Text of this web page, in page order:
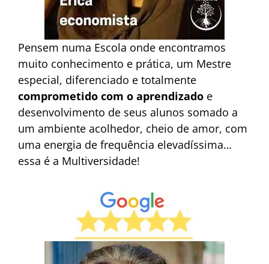
Pensem numa Escola onde encontramos
muito conhecimento e prática, um Mestre
especial, diferenciado e totalmente
comprometido com o aprendizadoe
desenvolvimento de seus alunos somado a
um ambiente acolhedor, cheio de amor, com
uma energia de frequência elevadíssima…
essa é a Multiversidade!